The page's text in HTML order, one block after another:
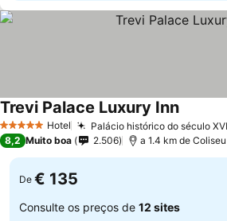
5 Estrelas Hotel Palácio histórico do século
Trevi Palace Luxury InnVer
8,2 Muito boa 2.506 a 1.4 km de Coliseu
De € 135
Consulte os preços de 12 sites